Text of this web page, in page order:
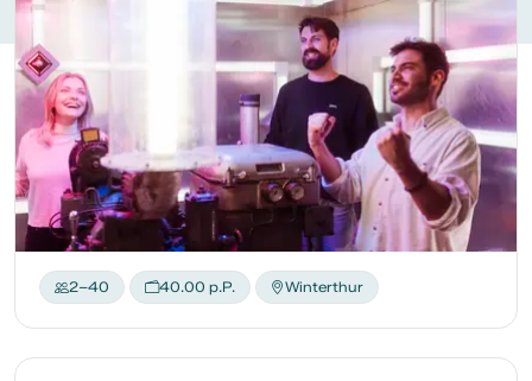
2–40 40.00 p.P. Winterthur